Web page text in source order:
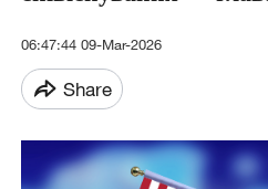
06:47:44 09-Mar-2026
Share